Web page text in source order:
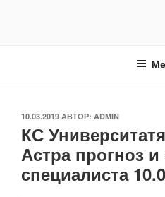
ОПУБЛИКОВАНО
10.03.2019 АВТОР: ADMIN
КС
Астра прогноз и
специалиста